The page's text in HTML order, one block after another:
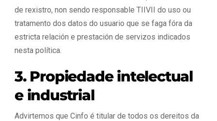
de rexistro, non sendo responsable TIIVII do uso ou
tratamento dos datos do usuario que se faga fóra da
estricta relación e prestación de servizos indicados
nesta política.
3. Propiedade intelectual
e industrial
Advirtemos que Cinfo é titular de todos os dereitos da